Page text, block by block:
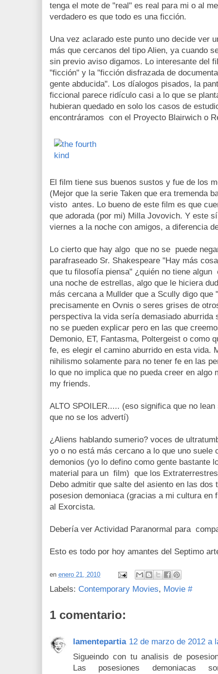
tenga el mote de "real" es real para mi o al
verdadero es que todo es una ficción.
Una vez aclarado este punto uno decide ver
más que cercanos del tipo Alien, ya cuando
sin previo aviso digamos. Lo interesante del
"ficción" y la "ficción disfrazada de
gente abducida". Los díalogos pisados, la
ficcional parece ridículo casi a lo que se
hubieran quedado en solo los casos de
encontráramos con el Proyecto Blairwich o
El film tiene sus buenos sustos y fue de los
(Mejor que la serie Taken que era tremenda
visto antes. Lo bueno de este film es que
que adorada (por mi) Milla Jovovich. Y este
viernes a la noche con amigos, a diferencia
Lo cierto que hay algo que no se puede
parafraseado Sr. Shakespeare "Hay más
que tu filosofía piensa" ¿quién no tiene algun
una noche de estrellas, algo que le hiciera
más cercana a Mullder que a Scully digo
precisamente en Ovnis o seres grises de
perspectiva la vida sería demasiado aburrida
no se pueden explicar pero en las que
Demonio, ET, Fantasma, Poltergeist o como
fe, es elegir el camino aburrido en esta vida.
nihilismo solamente para no tener fe en las
lo que no implica que no pueda creer en
my friends.
ALTO SPOILER..... (eso significa que no
que no se los advertí)
¿Aliens hablando sumerio? voces de
yo o no está más cercano a lo que uno suele
demonios (yo lo defino como gente bastante
material para un film) que los
Debo admitir que salte del asiento en las dos
posesion demoniaca (gracias a mi cultura
al Exorcista.
Debería ver Actividad Paranormal para
Esto es todo por hoy amantes del Septimo
en enero 21, 2010
Labels: Contemporary Movies, Movie #
1 comentario:
lamentepartia 12 de marzo de 2012 a
Sigueindo con tu analisis de
Las posesiones demoniacas